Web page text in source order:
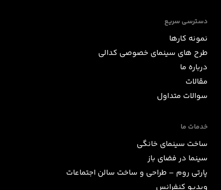
دسترسی سریع
نمونه کارها
طرح های سینمای خصوصی کدالی
درباره ما
مقالات
سوالات متداول
خدمات ما
ساخت سینمای خانگی
سینما در فضای باز
پارتی روم – طراحی و ساخت سالن اجتماعات
ویدیو کنفرانس